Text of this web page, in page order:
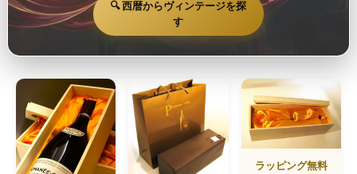
🔍 西暦からヴィンテージを探
す
ラッピング無料